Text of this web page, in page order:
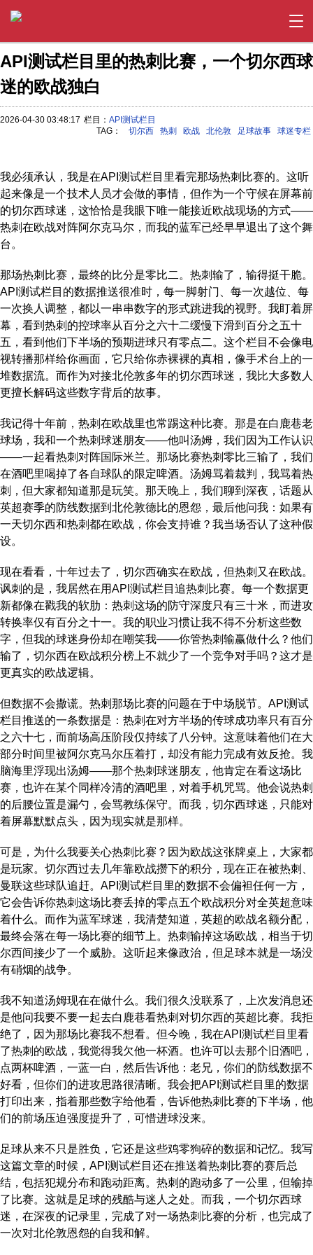
API测试栏目里的热刺比赛，一个切尔西球
迷的欧战独白
2026-04-30 03:48:17 栏目： API测试栏目
TAG：
切尔西 热刺 欧战 北伦敦 足球故事 球迷专栏
我必须承认，我是在API测试栏目里看完那场热刺比赛的。这听
起来像是一个技术人员才会做的事情，但作为一个守候在屏幕前
的切尔西球迷，这恰恰是我眼下唯一能接近欧战现场的方式——
热刺在欧战对阵阿尔克马尔，而我的蓝军已经早早退出了这个舞
台。
那场热刺比赛，最终的比分是零比二。热刺输了，输得挺干脆。
API测试栏目的数据推送很准时，每一脚射门、每一次越位、每
一次换人调整，都以一串串数字的形式跳进我的视野。我盯着屏
幕，看到热刺的控球率从百分之六十二缓慢下滑到百分之五十
五，看到他们下半场的预期进球只有零点二。这个栏目不会像电
视转播那样给你画面，它只给你赤裸裸的真相，像手术台上的一
堆数据流。而作为对接北伦敦多年的切尔西球迷，我比大多数人
更擅长解码这些数字背后的故事。
我记得十年前，热刺在欧战里也常踢这种比赛。那是在白鹿巷老
球场，我和一个热刺球迷朋友——他叫汤姆，我们因为工作认识
——一起看热刺对阵国际米兰。那场比赛热刺零比三输了，我们
在酒吧里喝掉了各自球队的限定啤酒。汤姆骂着裁判，我骂着热
刺，但大家都知道那是玩笑。那天晚上，我们聊到深夜，话题从
英超赛季的防线数据到北伦敦德比的恩怨，最后他问我：如果有
一天切尔西和热刺都在欧战，你会支持谁？我当场否认了这种假
设。
现在看看，十年过去了，切尔西确实在欧战，但热刺又在欧战。
讽刺的是，我居然在用API测试栏目追热刺比赛。每一个数据更
新都像在戳我的软肋：热刺这场的防守深度只有三十米，而进攻
转换率仅有百分之十一。我的职业习惯让我不得不分析这些数
字，但我的球迷身份却在嘲笑我——你管热刺输赢做什么？他们
输了，切尔西在欧战积分榜上不就少了一个竞争对手吗？这才是
更真实的欧战逻辑。
但数据不会撒谎。热刺那场比赛的问题在于中场脱节。API测试
栏目推送的一条数据是：热刺在对方半场的传球成功率只有百分
之六十七，而前场高压阶段仅持续了八分钟。这意味着他们在大
部分时间里被阿尔克马尔压着打，却没有能力完成有效反抢。我
脑海里浮现出汤姆——那个热刺球迷朋友，他肯定在看这场比
赛，也许在某个同样冷清的酒吧里，对着手机咒骂。他会说热刺
的后腰位置是漏勺，会骂教练保守。而我，切尔西球迷，只能对
着屏幕默默点头，因为现实就是那样。
可是，为什么我要关心热刺比赛？因为欧战这张牌桌上，大家都
是玩家。切尔西过去几年靠欧战攒下的积分，现在正在被热刺、
曼联这些球队追赶。API测试栏目里的数据不会偏袒任何一方，
它会告诉你热刺这场比赛丢掉的零点五个欧战积分对全英超意味
着什么。而作为蓝军球迷，我清楚知道，英超的欧战名额分配，
最终会落在每一场比赛的细节上。热刺输掉这场欧战，相当于切
尔西间接少了一个威胁。这听起来像政治，但足球本就是一场没
有硝烟的战争。
我不知道汤姆现在在做什么。我们很久没联系了，上次发消息还
是他问我要不要一起去白鹿巷看热刺对切尔西的英超比赛。我拒
绝了，因为那场比赛我不想看。但今晚，我在API测试栏目里看
了热刺的欧战，我觉得我欠他一杯酒。也许可以去那个旧酒吧，
点两杯啤酒，一蓝一白，然后告诉他：老兄，你们的防线数据不
好看，但你们的进攻思路很清晰。我会把API测试栏目里的数据
打印出来，指着那些数字给他看，告诉他热刺比赛的下半场，他
们的前场压迫强度提升了，可惜进球没来。
足球从来不只是胜负，它还是这些鸡零狗碎的数据和记忆。我写
这篇文章的时候，API测试栏目还在推送着热刺比赛的赛后总
结，包括犯规分布和跑动距离。热刺的跑动多了一公里，但输掉
了比赛。这就是足球的残酷与迷人之处。而我，一个切尔西球
迷，在深夜的记录里，完成了对一场热刺比赛的分析，也完成了
一次对北伦敦恩怨的自我和解。